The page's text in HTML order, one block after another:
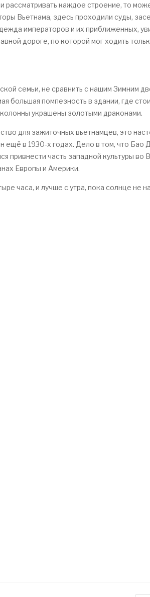
рассматривать каждое строение, то
Вьетнама, здесь проходили суды,
императоров и их приближенных,
дороге, по которой мог ходить
семьи, не сравнить с нашим Зимним
большая помпезность в здании, где
украшены золотыми драконами.
для зажиточных вьетнамцев, это
ещё в 1930-х годах. Дело в том, что Бао
привнести часть западной культуры во
Европы и Америки.
часа, и лучше с утра, пока солнце не